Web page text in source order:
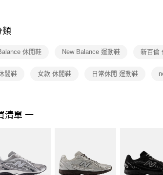
類
休閒鞋 New Balance 運動鞋 新百倫
閒鞋 女款 休閒鞋 日常休閒 運動鞋
清單 一